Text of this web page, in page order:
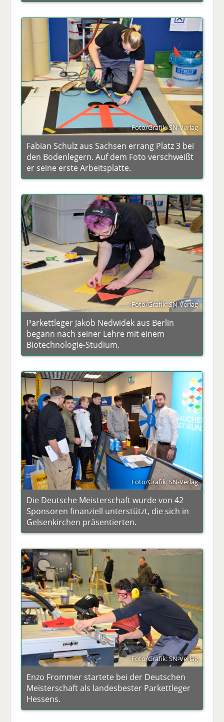
Foto/Grafik: SN-Verlag
Fabian Schulz aus Sachsen errang Platz 3 bei
den Bodenlegern. Auf dem Foto verschweißt
er seine erste Arbeitsplatte.
Foto/Grafik: SN-Verlag
Parkettleger Jakob Nedwidek aus Berlin
begann nach seiner Lehre mit einem
Biotechnologie-Studium.
Foto/Grafik: SN-Verlag
Die Deutsche Meisterschaft wurde von 42
Sponsoren finanziell unterstützt, die sich in
Gelsenkirchen präsentierten.
Foto/Grafik: SN-Verlag
Enzo Frommer startete bei der Deutschen
Meisterschaft als landesbester Parkettleger
Hessens.